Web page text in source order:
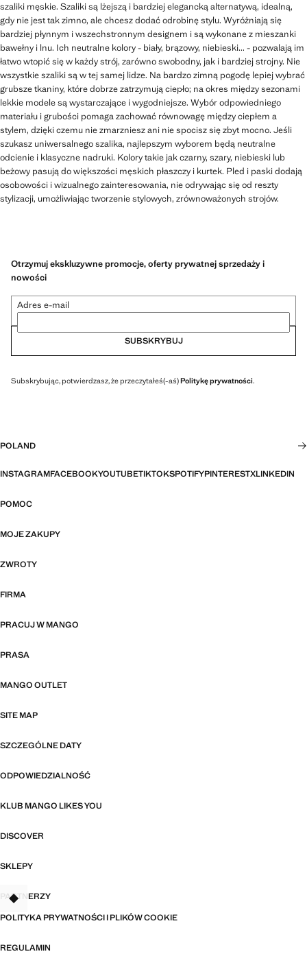
szaliki męskie. Szaliki są lżejszą i bardziej elegancką alternatywą, idealną,
gdy nie jest tak zimno, ale chcesz dodać odrobinę stylu. Wyróżniają się
bardziej płynnym i wszechstronnym designem i są wykonane z mieszanki
bawełny i lnu. Ich neutralne kolory - biały, brązowy, niebieski... - pozwalają im
łatwo wtopić się w każdy strój, zarówno swobodny, jak i bardziej strojny. Nie
wszystkie szaliki są w tej samej lidze. Na bardzo zimną pogodę lepiej wybrać
grubsze tkaniny, które dobrze zatrzymują ciepło; na okres między sezonami
lekkie modele są wystarczające i wygodniejsze. Wybór odpowiedniego
materiału i grubości pomaga zachować równowagę między ciepłem a
stylem, dzięki czemu nie zmarzniesz ani nie spocisz się zbyt mocno. Jeśli
szukasz uniwersalnego szalika, najlepszym wyborem będą neutralne
odcienie i klasyczne nadruki. Kolory takie jak czarny, szary, niebieski lub
beżowy pasują do większości męskich płaszczy i kurtek. Pled i paski dodają
osobowości i wizualnego zainteresowania, nie odrywając się od reszty
stylizacji, umożliwiając tworzenie stylowych, zrównoważonych strojów.
Otrzymuj ekskluzywne promocje, oferty prywatnej sprzedaży i
nowości
Adres e-mail
SUBSKRYBUJ
Subskrybując, potwierdzasz, że przeczytałeś(-aś)Politykę prywatności.
POLAND
INSTAGRAMFACEBOOKYOUTUBETIKTOKSPOTIFYPINTERESTXLINKEDIN
POMOC
MOJE ZAKUPY
ZWROTY
FIRMA
PRACUJ W MANGO
PRASA
MANGO OUTLET
SITE MAP
SZCZEGÓLNE DATY
ODPOWIEDZIALNOŚĆ
KLUB MANGO LIKES YOU
DISCOVER
SKLEPY
PARTNERZY
POLITYKA PRYWATNOŚCI I PLIKÓW COOKIE
REGULAMIN